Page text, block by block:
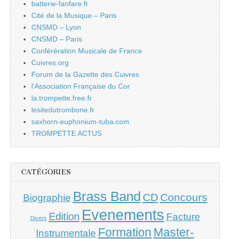
batterie-fanfare.fr
Cité de la Musique – Paris
CNSMD – Lyon
CNSMD – Paris
Conférération Musicale de France
Cuivres.org
Forum de la Gazette des Cuivres
l'Association Française du Cor
la.trompette.free.fr
lesitedutrombone.fr
saxhorn-euphonium-tuba.com
TROMPETTE ACTUS
CATÉGORIES
Biographie Brass Band CD Concours
Divers Edition Evenements Facture
Instrumentale Formation Master-